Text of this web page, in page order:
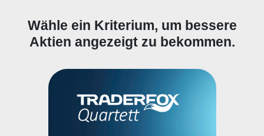
Wähle ein Kriterium, um bessere
Aktien angezeigt zu bekommen.